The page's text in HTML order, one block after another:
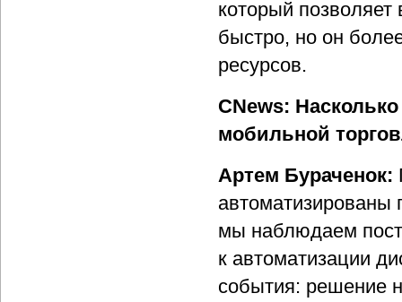
который
быстро, но он
ресурсов.
CNews:
мобильной
Артем Бураченок:
автоматизированы
мы наблюдаем
к автоматизации
события: решение